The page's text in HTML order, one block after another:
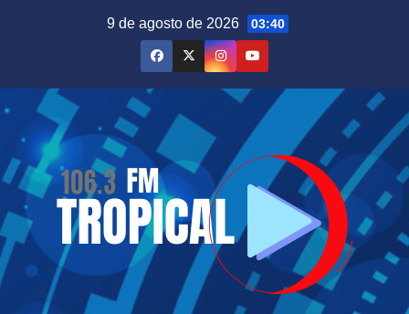
9 de agosto de 2026 03:40